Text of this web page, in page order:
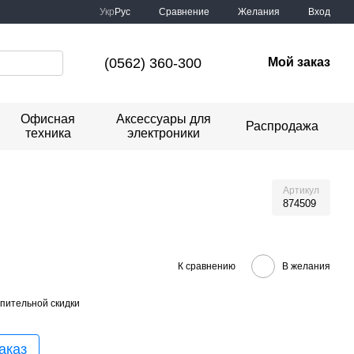
Укр Рус Сравнение Желания Вход
(0562) 360-300 Мой заказ
Офисная
техника
Аксессуары для
электроники
Распродажа
Артикул
874509
К сравнению В желания
скидки